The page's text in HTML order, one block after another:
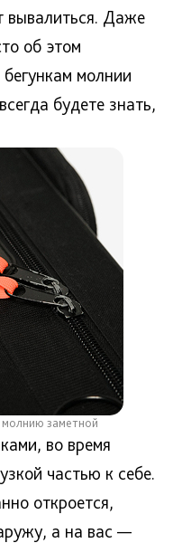
вывалиться. Даже
об этом
молнии
будете знать,
заметной
во время
частью к себе.
откроется,
а на вас —